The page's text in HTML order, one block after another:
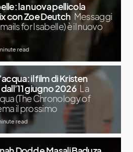
la nuova pellicola
con Zoe Deutch Messaggi
for Isabelle) è il nuovo
read
il film di Kristen
giugno 2026 La
(The Chronology of
il prossimo
read